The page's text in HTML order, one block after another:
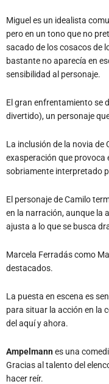
Miguel es un idealista
pero en un tono que no
sacado de los cosacos de
bastante no aparecía en
sensibilidad al personaje.
El gran enfrentamiento se
divertido), un personaje
La inclusión de la novia de
exasperación que provoca
sobriamente interpretado
El personaje de Camilo
en la narración, aunque la
ajusta a lo que se busca
Marcela Ferradás como
destacados.
La puesta en escena es
para situar la acción en la
del aquí y ahora.
Ampelmannes una
Gracias al talento del
hacer reír.